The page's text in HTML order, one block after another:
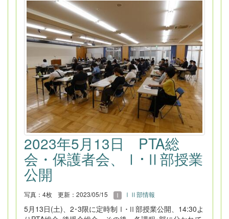
2023年5月13日 PTA総
会・保護者会、Ⅰ･Ⅱ部授業
公開
写真：4枚 更新：2023/05/15 ⅠⅡ部情報
5月13日(土)、2･3限に定時制Ⅰ･Ⅱ部授業公開、14:30よ